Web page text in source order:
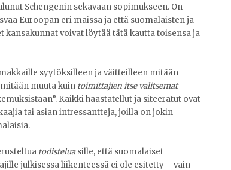
Schengenin sekavaan sopimukseen. On
Euroopan eri maissa ja että suomalaisten ja
voivat löytää tätä kautta toisensa ja
syytöksilleen ja väitteilleen mitään
muuta kuin toimittajien itse valitsemat
Kaikki haastatellut ja siteeratut ovat
tai asian intressantteja, joilla on jokin
todisteluasille, että suomalaiset
julkisessa liikenteessä ei ole esitetty – vain